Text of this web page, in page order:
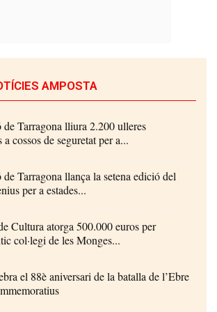
AMPOSTA
Tarragona lliura 2.200 ulleres
cossos de seguretat per a...
Tarragona llança la setena edició del
per a estades...
Cultura atorga 500.000 euros per
col·legi de les Monges...
el 88è aniversari de la batalla de l’Ebre